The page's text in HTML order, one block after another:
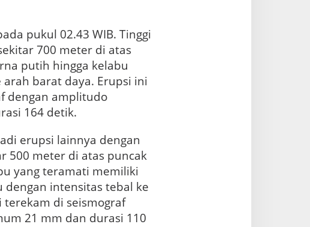
pukul 02.43 WIB. Tinggi
700 meter di atas
putih hingga kelabu
barat daya. Erupsi ini
dengan amplitudo
164 detik.
erupsi lainnya dengan
500 meter di atas puncak
yang teramati memiliki
intensitas tebal ke
di seismograf
21 mm dan durasi 110